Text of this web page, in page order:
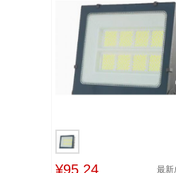
¥95.24 最新